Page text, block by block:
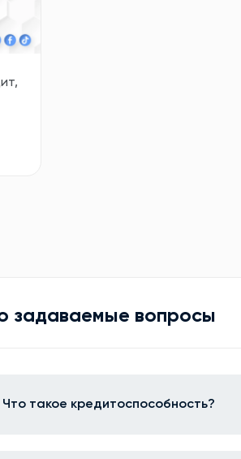
задаваемые вопросы
Что такое кредитоспособность?